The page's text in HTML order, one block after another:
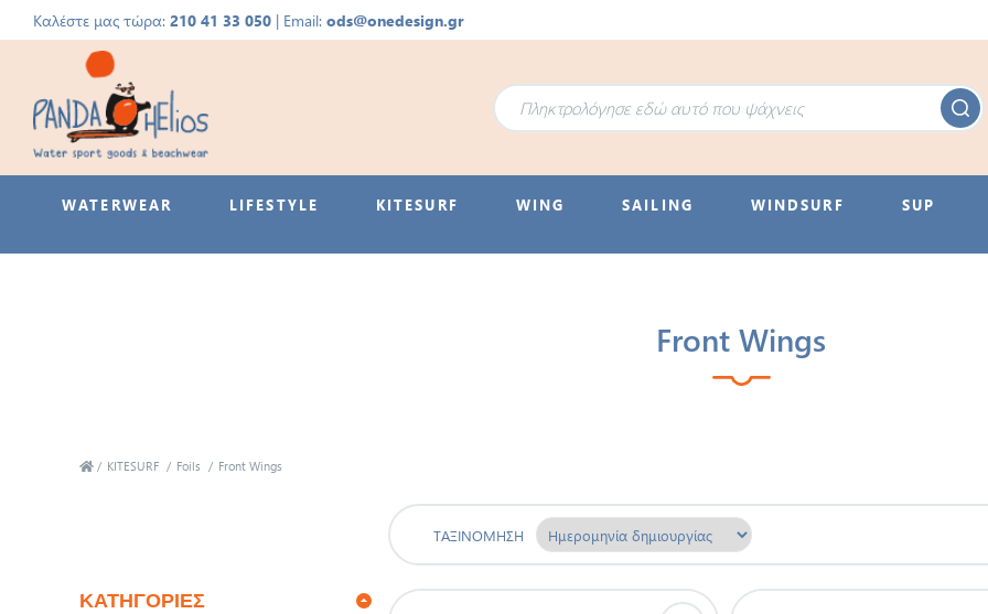
Καλέστε μας τώρα:210 41 33 050 | Email:ods@onedesign.gr
WATERWEAR LIFESTYLE KITESURF WING SAILING WINDSURF SUP
Front Wings
/ KITESURF / Foils / Front Wings
ΚΑΤΗΓΟΡΊΕΣ
ΤΑΞΙΝΌΜΗΣΗ